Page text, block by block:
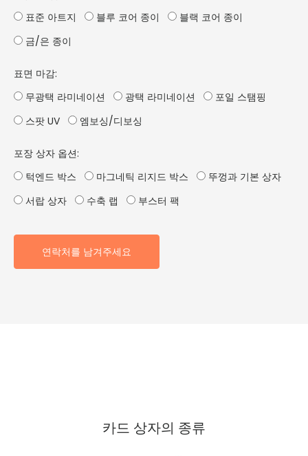
표준 아트지
블루 코어 종이
블랙 코어 종이
금/은 종이
표면 마감:
무광택 라미네이션
광택 라미네이션
포일 스탬핑
스팟 UV
엠보싱/디보싱
포장 상자 옵션:
턱엔드 박스
마그네틱 리지드 박스
뚜껑과 기본 상자
서랍 상자
수축 랩 부스터 팩
연락처를 남겨주세요
카드 상자의 종류